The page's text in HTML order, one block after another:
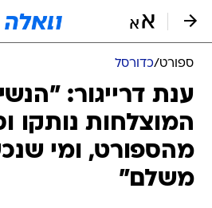
ספורט/כדורסל
ענת דרייגור:
המוצלחות נותקו
מהספורט, ומי
משלם"